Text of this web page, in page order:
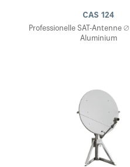
CAS 124
Professionelle SAT-Antenne ∅
Aluminium